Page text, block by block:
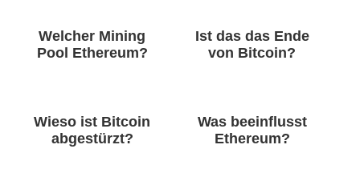
Welcher Mining
Pool Ethereum?
Ist das das Ende
von Bitcoin?
Wieso ist Bitcoin
abgestürzt?
Was beeinflusst
Ethereum?